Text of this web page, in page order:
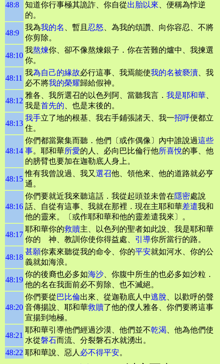
48:8
知道你行事極其詭詐、你自從出胎以來 、便稱為悖逆
的。
48:9
我為我的名 、暫且 忍怒 、為我的頌讚、向你容忍、不將
你剪除。
48:10
我熬煉你、卻不像熬煉銀子．你在苦難的爐中、我揀選
你。
48:11
我為自己的緣故必行這事、我焉能使我的名被褻瀆 、我
必不將我的榮耀歸給假神。
48:12
雅各、我所選召的以色列阿、當聽我言． 我是耶和華
我是首先的 、也是末後的。
48:13
我手立了地的根基、我右手鋪張諸天、我一招呼便都立
住。
48:14
你們都當聚集而聽．他們〔或作偶像〕內中誰說過這些
事。耶和華所愛的人、必向巴比倫行他所喜悅的事、他
的膀臂也要加在迦勒底人身上。
48:15
惟有我曾說過、我又 選召他、領他來、他的道路就必亨
通。
48:16
你們要就近我來聽這話．我從起頭並未曾在隱密處說
話、自從有這事、我就在那裡．現在主耶和華差遣我和
他的靈來。〔或作耶和華和他的靈差遣我來〕。
48:17
耶和華你的救贖主、以色列的聖者如此說、我是耶和華
你的 神、教訓你使你得益處、 引導你所當行的路。
48:18
甚願你素來聽從我的命令、你的平安就如河水、你的公
義就如海浪。
48:19
你的後裔也必多如海沙 、你腹中所生的也必多如沙粒．
他的名在我面前必不剪除、也不滅絕。
48:20
你們要從巴比倫出來、從迦勒底人中逃脫 、以歡呼的聲
音傳揚說、耶和華救贖了他的僕人雅各、你們要將這事
宣揚到地極。
48:21
耶和華引導他們經過沙漠、他們並不乾渴 、他為他們使
水從磐石而流、分裂磐石水就湧出。
48:22 耶和華說、惡人 必不得平安。